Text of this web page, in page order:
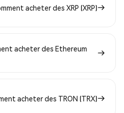
acheter des XRP (XRP)
acheter des Ethereum
acheter des TRON (TRX)